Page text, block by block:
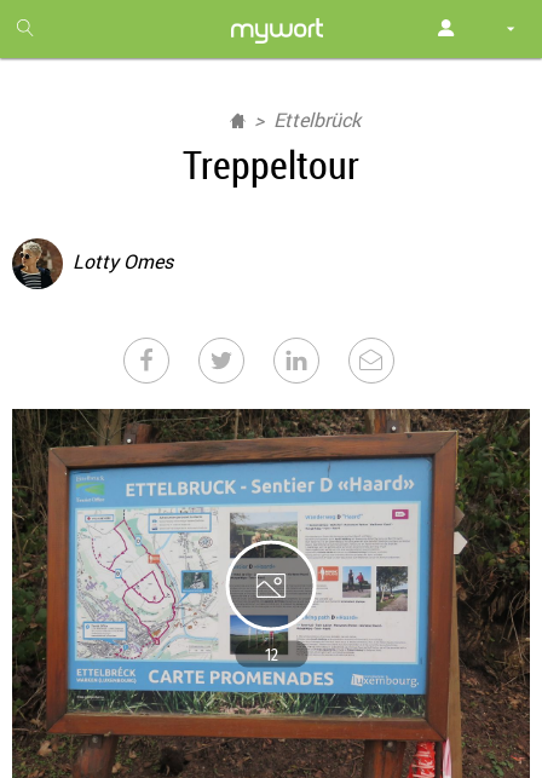
month
free
Ettelbrück
Treppeltour
Lotty Omes
12